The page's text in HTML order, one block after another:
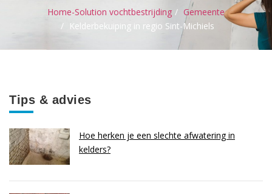
Home-Solution vochtbestrijding
Gemeente
Kelderbekuiping in regio Sint-Michiels
Tips & advies
Hoe herken je een slechte afwatering in
kelders?